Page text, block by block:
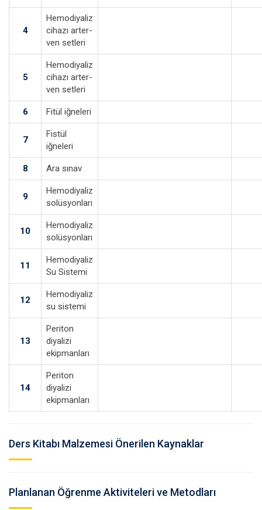
4
Hemodiyaliz
cihazı arter-
ven setleri
5
Hemodiyaliz
cihazı arter-
ven setleri
6 Fitül iğneleri
7
Fistül
iğneleri
8 Ara sınav
9
Hemodiyaliz
solüsyonları
10
Hemodiyaliz
solüsyonları
11
Hemodiyaliz
Su Sistemi
12
Hemodiyaliz
su sistemi
13
Periton
diyalizi
ekipmanları
14
Periton
diyalizi
ekipmanları
Ders Kitabı Malzemesi Önerilen Kaynaklar
Planlanan Öğrenme Aktiviteleri ve Metodları